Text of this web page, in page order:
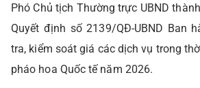
Phó Chủ tịch Thường trực UBND
Quyết định số 2139/QĐ-UBND Ban
tra, kiểm soát giá các dịch vụ trong
pháo hoa Quốc tế năm 2026.